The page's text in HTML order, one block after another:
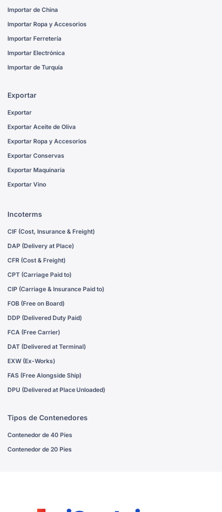
Importar de China
Importar Ropa y Accesorios
Importar Ferretería
Importar Electrónica
Importar de Turquía
Exportar
Exportar
Exportar Aceite de Oliva
Exportar Ropa y Accesorios
Exportar Conservas
Exportar Maquinaria
Exportar Vino
Incoterms
CIF (Cost, Insurance & Freight)
DAP (Delivery at Place)
CFR (Cost & Freight)
CPT (Carriage Paid to)
CIP (Carriage & Insurance Paid to)
FOB (Free on Board)
DDP (Delivered Duty Paid)
FCA (Free Carrier)
DAT (Delivered at Terminal)
EXW (Ex-Works)
FAS (Free Alongside Ship)
DPU (Delivered at Place Unloaded)
Tipos de Contenedores
Contenedor de 40 Pies
Contenedor de 20 Pies